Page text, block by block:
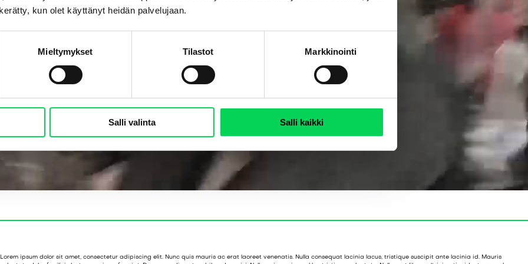
kun olet käyttänyt heidän palvelujaan.
Mieltymykset Tilastot Markkinointi
Salli valinta Salli kaikki
Lorem ipsum dolor sit amet, consectetur adipiscing elit. Nunc quis mauris ac erat laoreet venenatis. Nulla consequat lacinia lacus, tristique suscipit ante lacinia id. Mauris